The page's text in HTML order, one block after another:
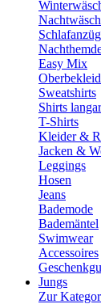
Easy Mix
Sweatshirts
Shirts
T-Shirts
Kleider &
Jacken &
Leggings
Hosen
Jeans
Bademode
Bademäntel
Swimwear
Accessoires
Jungs
Zur